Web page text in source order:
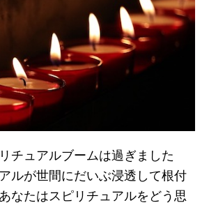
チュアルブームは過ぎました
ルが世間にだいぶ浸透して根付
なたはスピリチュアルをどう思